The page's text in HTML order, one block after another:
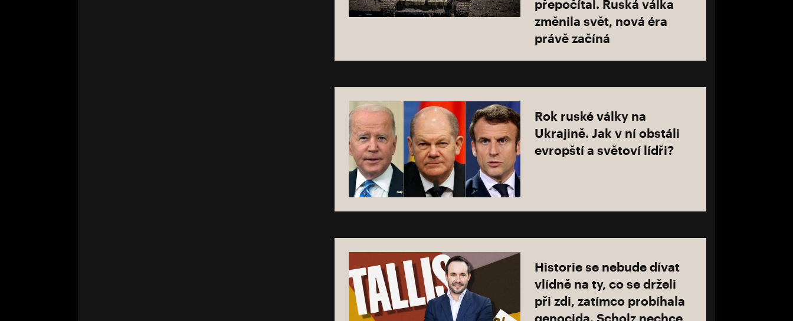
přepočítal. Ruská válka
změnila svět, nová éra
právě začíná
Rok ruské války na
Ukrajině. Jak v ní obstáli
evropští a světoví lídři?
Historie se nebude dívat
vlídně na ty, co se drželi
při zdi, zatímco probíhala
genocida. Scholz nechce,